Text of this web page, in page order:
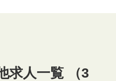
求人一覧 （3